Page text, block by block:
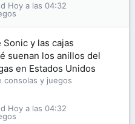
Hoy a las 04:32
y las cajas
suenan los anillos del
en Estados Unidos
consolas y juegos
Hoy a las 04:32